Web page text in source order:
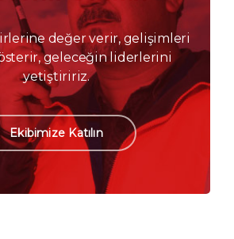
değer verir, gelişimleri
geleceğin liderlerini
yetiştiririz.
Ekibimize Katılın